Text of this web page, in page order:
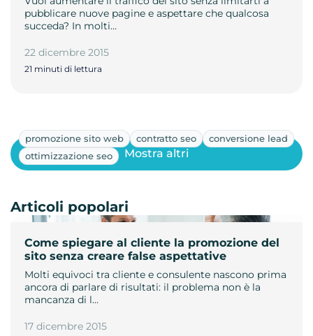
pubblicare nuove pagine e aspettare che qualcosa
succeda? In molti…
22 dicembre 2015
21 minuti di lettura
promozione sito web contratto seo
conversione lead
ottimizzazione seo
Come spiegare al cliente la promozione del
sito senza creare false aspettative
Molti equivoci tra cliente e consulente nascono prima
ancora di parlare di risultati: il problema non è la
mancanza di l…
17 dicembre 2015
Mostra altri
Articoli popolari